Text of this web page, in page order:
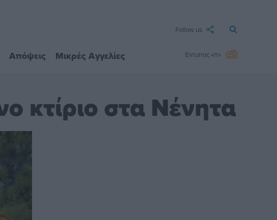
Follow us
Απόψεις Μικρές Αγγελίες Έντυπος «π»
κτίριο στα Νένητα